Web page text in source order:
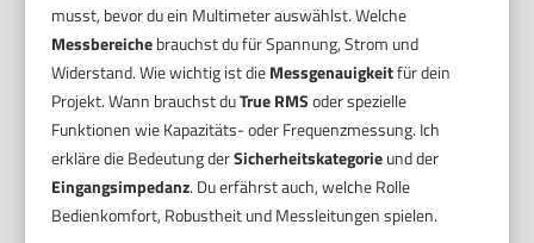
musst, bevor du ein Multimeter auswählst. Welche
Messbereichebrauchst du für Spannung, Strom und
Widerstand. Wie wichtig ist dieMessgenauigkeitfür dein
Projekt. Wann brauchst duTrue RMSoder spezielle
Funktionen wie Kapazitäts- oder Frequenzmessung. Ich
erkläre die Bedeutung derSicherheitskategorieund der
Eingangsimpedanz. Du erfährst auch, welche Rolle
Bedienkomfort, Robustheit und Messleitungen spielen.